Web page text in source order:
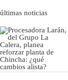
últimas noticias